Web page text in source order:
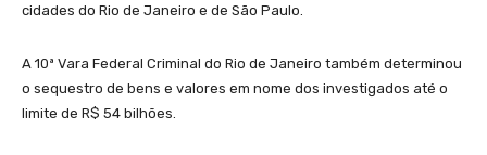
cidades do Rio de Janeiro e de São Paulo.
A 10ª Vara Federal Criminal do Rio de Janeiro também determinou
o sequestro de bens e valores em nome dos investigados até o
limite de R$ 54 bilhões.